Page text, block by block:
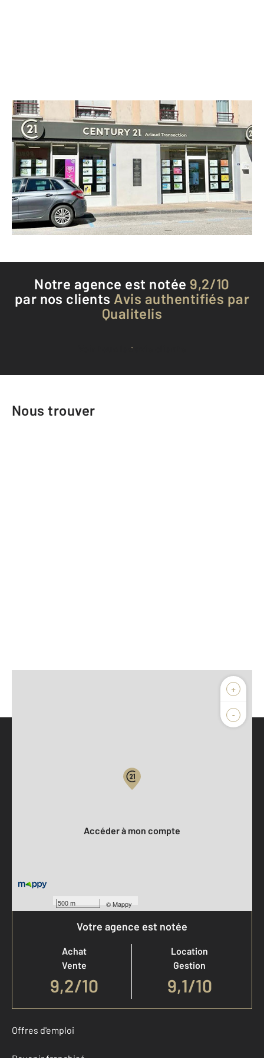
CENTURY 21 Arlaud Transaction
22 rue Gambetta
LES ABRETS - 38490
Envoyer un message
Téléphoner à l'agence
Notre agence est notée 9,2/10
par nos clients Avis authentifiés par
Qualitelis
Voir tous les avis clients
Nous trouver
+
-
500 m ©Mappy
Accéder à mon compte
Votre agence est notée
Achat
Vente
9,2/10
Location
Gestion
9,1/10
Offres d'emploi